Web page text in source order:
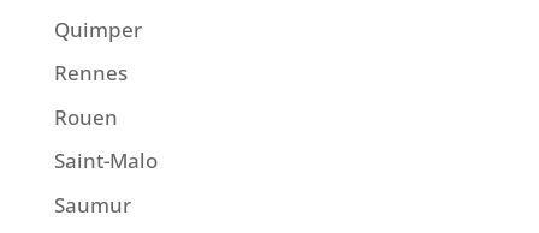
Quimper
Rennes
Rouen
Saint-Malo
Saumur